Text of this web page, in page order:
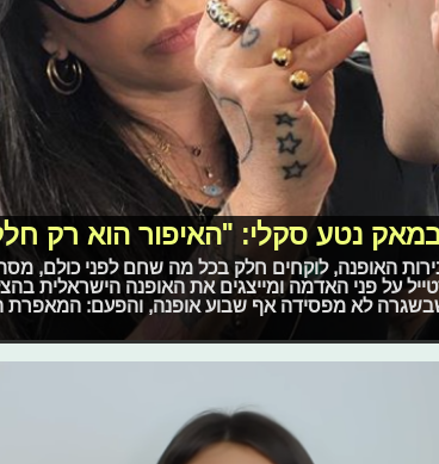
נטע סקלי: "האיפור הוא רק
האופנה, לוקחים חלק בכל מה שחם לפני כולם,
על פני האדמה ומייצגים את האופנה הישראלית
לא מפסידה אף שבוע אופנה, והפעם: